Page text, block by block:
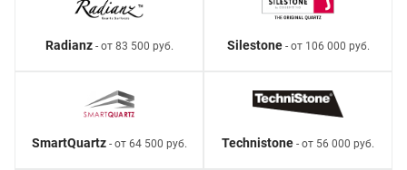
Radianz- от 83 500 руб. Silestone- от 106 000 руб.
SmartQuartz- от 64 500 руб. Technistone - от 56 000 руб.